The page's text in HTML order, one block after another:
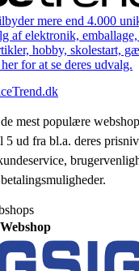
mere end 4.000
af elektronik,
hobby, skolestart,
for at se deres udvalg.
mest populære
5 ud fra bl.a. deres
Webshop